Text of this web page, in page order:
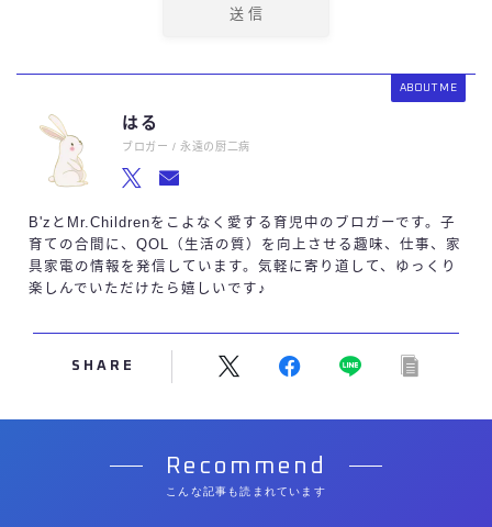
ABOUT ME
はる
ブロガー / 永遠の厨二病
B'zとMr.Childrenをこよなく愛する育児中のブロガーです。子
育ての合間に、QOL（生活の質）を向上させる趣味、仕事、家
具家電の情報を発信しています。気軽に寄り道して、ゆっくり
楽しんでいただけたら嬉しいです♪
SHARE
Recommend
こんな記事も読まれています